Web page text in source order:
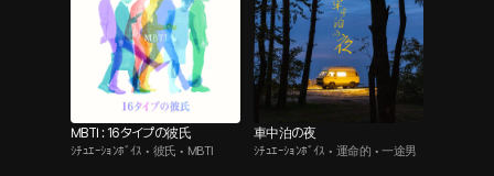
MBTI : 16タイプの彼氏
ｼﾁｭｴｰｼｮﾝﾎﾞｲｽ • 彼氏 • MBTI
車中泊の夜
ｼﾁｭｴｰｼｮﾝﾎﾞｲｽ • 運命的 • 一途男